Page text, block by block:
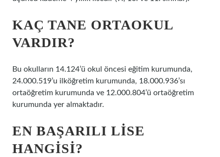
KAÇ TANE ORTAOKUL
VARDIR?
Bu okulların 14.124’ü okul öncesi eğitim kurumunda,
24.000.519’u ilköğretim kurumunda, 18.000.936’sı
ortaöğretim kurumunda ve 12.000.804’ü ortaöğretim
kurumunda yer almaktadır.
EN BAŞARILI LISE
HANGISI?